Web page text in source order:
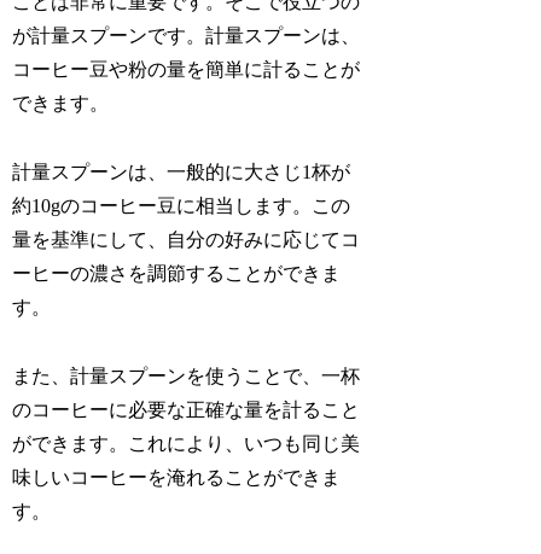
が計量スプーンです。計量スプーンは、
コーヒー豆や粉の量を簡単に計ることが
できます。
計量スプーンは、一般的に大さじ1杯が
約10gのコーヒー豆に相当します。この
量を基準にして、自分の好みに応じてコ
ーヒーの濃さを調節することができま
す。
また、計量スプーンを使うことで、一杯
のコーヒーに必要な正確な量を計ること
ができます。これにより、いつも同じ美
味しいコーヒーを淹れることができま
す。